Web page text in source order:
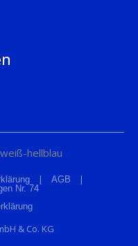
| AGB |
Nr. 74
& Co. KG